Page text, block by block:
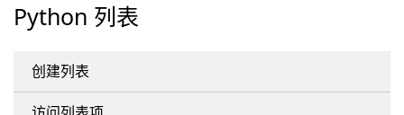
Python 列表
创建列表